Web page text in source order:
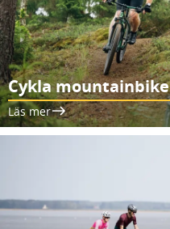
Cykla mountainbike
Läs mer